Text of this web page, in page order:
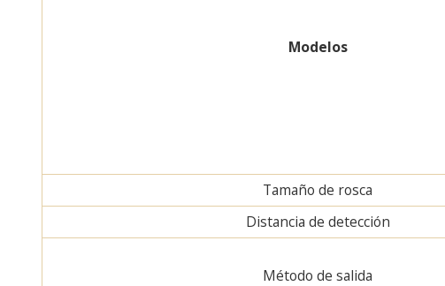
Modelos
Tamaño de rosca
Distancia de detección
Método de salida